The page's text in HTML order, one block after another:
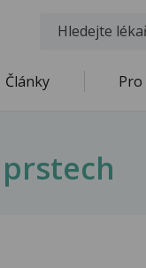
Články Pro